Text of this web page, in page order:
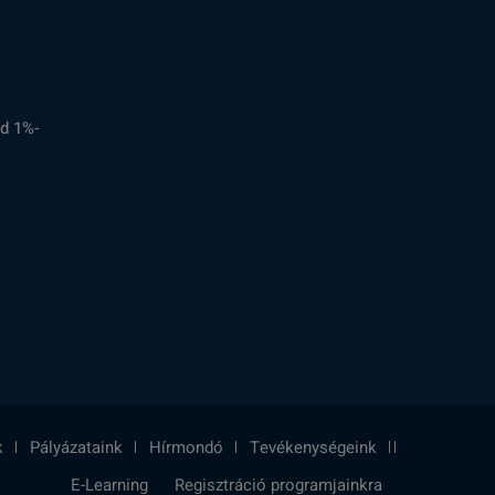
1%-
Pályázataink Hírmondó
Tevékenységeink
E-Learning
Regisztráció programjainkra